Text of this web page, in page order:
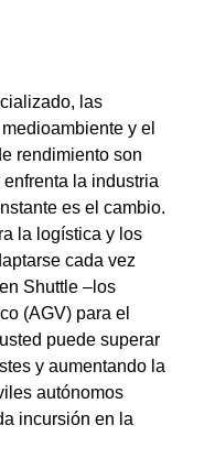
las
y el
rendimiento son
la industria
es el cambio.
la logística y los
cada vez
Shuttle –los
(AGV) para el
puede superar
y aumentando la
autónomos
incursión en la